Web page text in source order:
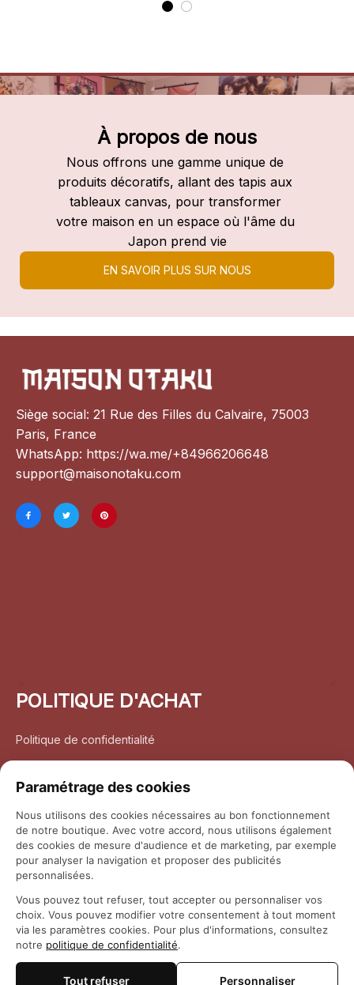
À propos de nous
Nous offrons une gamme unique de
produits décoratifs, allant des tapis aux
tableaux canvas, pour transformer
votre maison en un espace où l'âme du
Japon prend vie
EN SAVOIR PLUS SUR NOUS
Siège social: 21 Rue des Filles du Calvaire, 75003
Paris, France
WhatsApp: https://wa.me/+84966206648
support@maisonotaku.com
POLITIQUE D'ACHAT
Politique de confidentialité
Politique de retour et remboursement
Coordonnées
Questions fréquemment posées
Paramétrage des cookies
Nous utilisons des cookies nécessaires au bon fonctionnement
de notre boutique. Avec votre accord, nous utilisons également
des cookies de mesure d'audience et de marketing, par exemple
pour analyser la navigation et proposer des publicités
personnalisées.
Vous pouvez tout refuser, tout accepter ou personnaliser vos
choix. Vous pouvez modifier votre consentement à tout moment
via les paramètres cookies. Pour plus d'informations, consultez
notre politique de confidentialité.
Tout refuser Personnaliser